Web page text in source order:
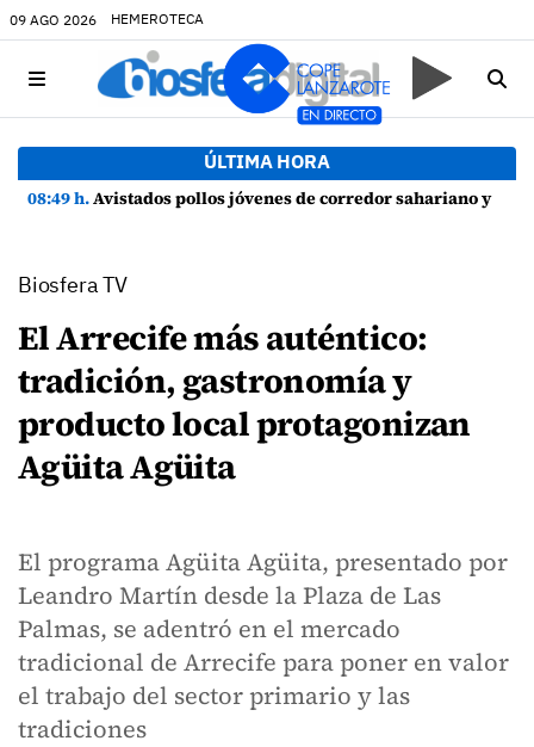
09 AGO 2026 HEMEROTECA
ÚLTIMA HORA
08:49 h.Avistados pollos jóvenes de corredor sahariano y episodios de cortejo de hubara cerca del rally de Lanzarote
Biosfera TV
El Arrecife más auténtico:
tradición, gastronomía y
producto local protagonizan
Agüita Agüita
El programa Agüita Agüita, presentado por
Leandro Martín desde la Plaza de Las
Palmas, se adentró en el mercado
tradicional de Arrecife para poner en valor
el trabajo del sector primario y las
tradiciones